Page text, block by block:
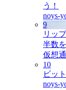
う！
noys-
9
リッ
半数
仮想
10
ビッ
noys-